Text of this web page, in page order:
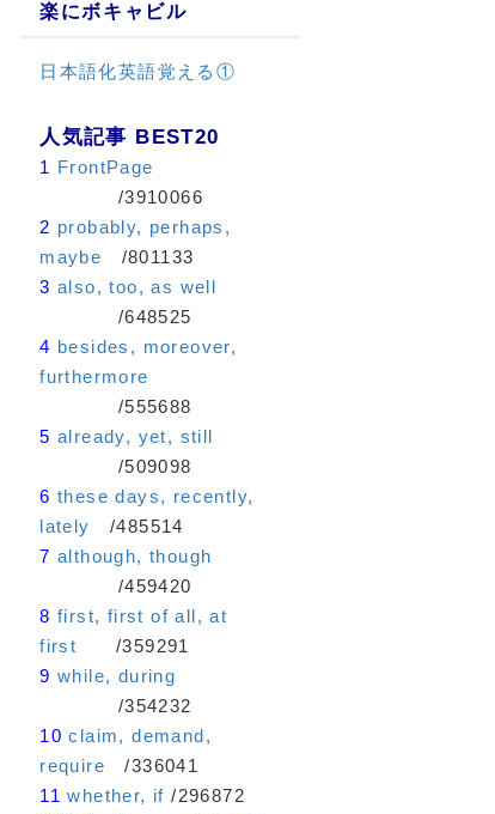
楽にボキャビル
日本語化英語覚える①
人気記事 BEST20
1 FrontPage
/3910066
2 probably, perhaps,
maybe /801133
3 also, too, as well
/648525
4 besides, moreover,
furthermore
/555688
5 already, yet, still
/509098
6 these days, recently,
lately /485514
7 although, though
/459420
8 first, first of all, at
first /359291
9 while, during
/354232
10 claim, demand,
require /336041
11 whether, if /296872